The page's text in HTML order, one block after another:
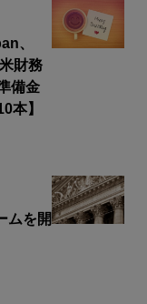
、
財務
備金
本】
ムを開